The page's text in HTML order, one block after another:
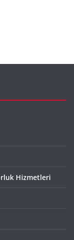
Hizmetleri